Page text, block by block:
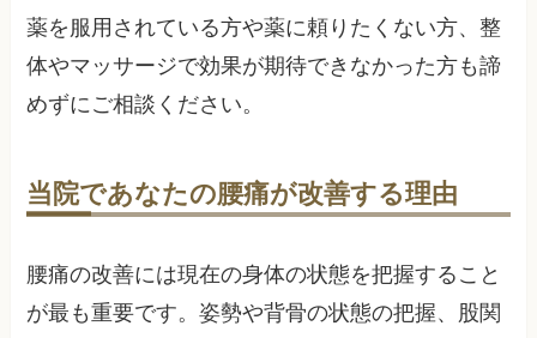
薬を服用されている方や薬に頼りたくない方、整
体やマッサージで効果が期待できなかった方も諦
めずにご相談ください。
当院であなたの腰痛が改善する理由
腰痛の改善には現在の身体の状態を把握すること
が最も重要です。姿勢や背骨の状態の把握、股関